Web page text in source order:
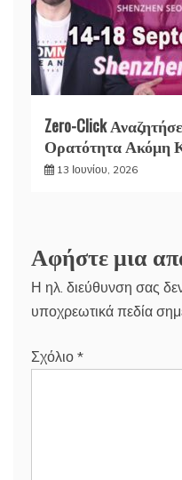
Zero-Click
Ορατότητα Ακόμη
13 Ιουνίου, 2026
Αφήστε μια
Η ηλ. διεύθυνση σας
υποχρεωτικά πεδία
Σχόλιο *